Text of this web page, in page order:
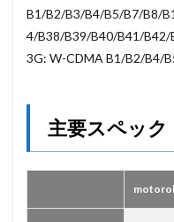
B1/B2/B3/B4/B5/B7/B8/
4/B38/B39/B40/B41/B42/
3G: W-CDMA B1/B2/B4/
主要スペック